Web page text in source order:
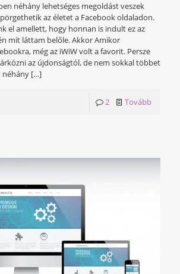
néhány lehetséges megoldást veszek
az életet a Facebook oldaladon.
el amellett, hogy honnan is indult ez az
mit láttam belőle. Akkor Amikor
még az iWiW volt a favorit. Persze
az újdonságtól, de nem sokkal többet
[…]
2 Tovább